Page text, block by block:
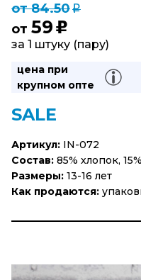
от 84.50q
от 59 u
за 1 штуку (пару)
цена при
крупном опте
SALE
Артикул: IN-072
Состав: 85% хлопок,
Размеры: 13-16 лет
Как продаются: